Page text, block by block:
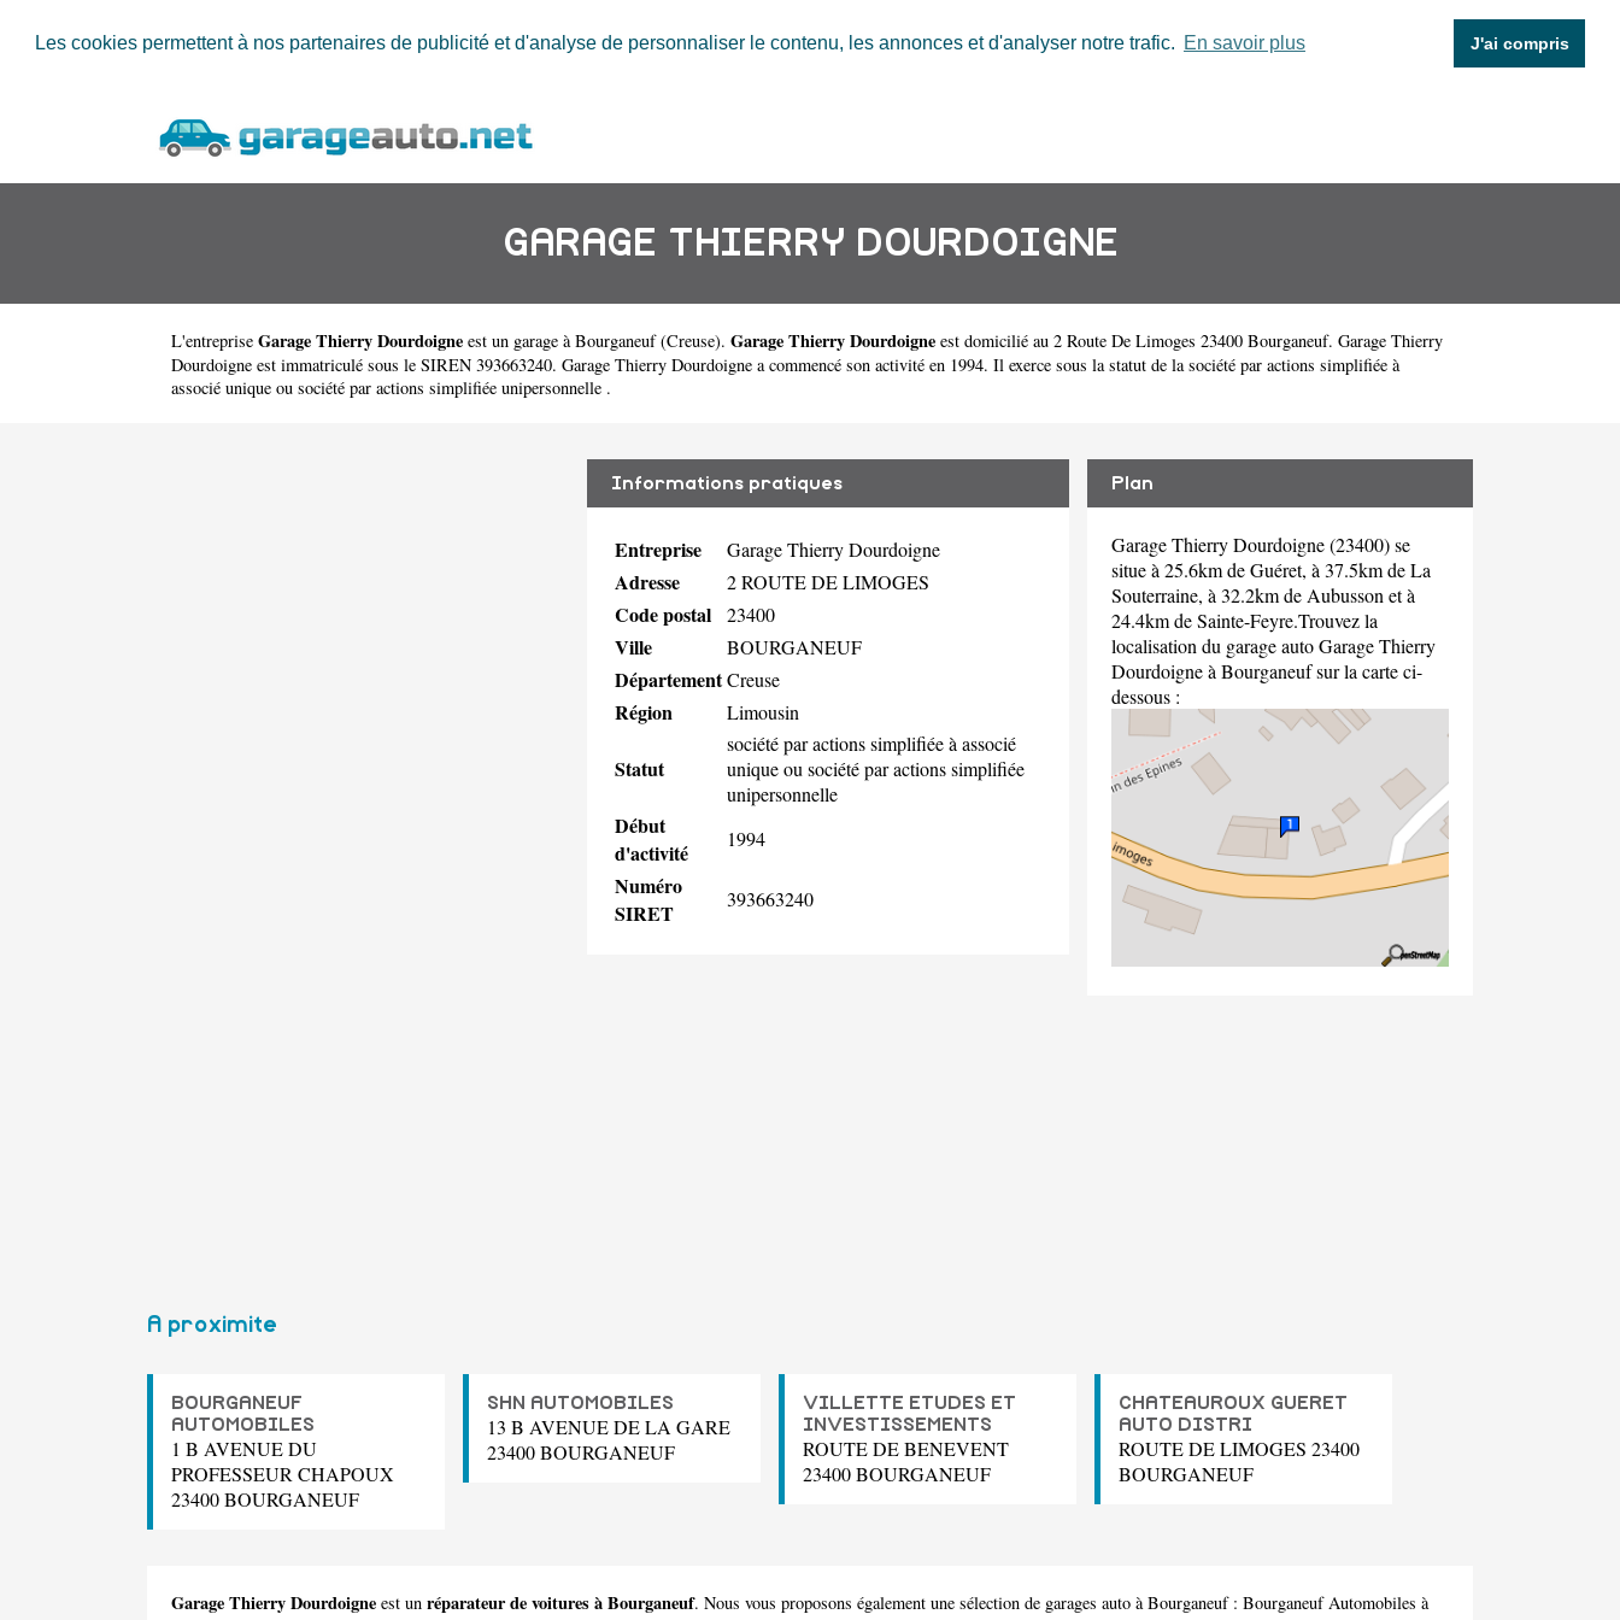
Les cookies permettent à nos partenaires de publicité et d'analyse de personnaliser le contenu, les annonces et d'analyser notre trafic. En savoir plus J'ai compris
GARAGE THIERRY DOURDOIGNE
L'entreprise Garage Thierry Dourdoigne est un garage à Bourganeuf(Creuse). Garage Thierry Dourdoigne est domicilié au 2 Route De Limoges 23400 Bourganeuf. Garage Thierry
Dourdoigne est immatriculé sous le SIREN 393663240. Garage Thierry Dourdoigne a commencé son activité en 1994. Il exerce sous la statut de la société par actions simplifiée à
associé unique ou société par actions simplifiée unipersonnelle .
Informations pratiques
Entreprise Garage Thierry Dourdoigne
Adresse 2 ROUTE DE LIMOGES
Code postal 23400
Ville BOURGANEUF
DépartementCreuse
Région Limousin
Statut
société par actions simplifiée à associé
unique ou société par actions simplifiée
unipersonnelle
Début
d'activité
1994
Numéro
SIRET
393663240
Plan
Garage Thierry Dourdoigne (23400) se
situe à 25.6km de Guéret, à 37.5km de La
Souterraine, à 32.2km de Aubusson et à
24.4km de Sainte-Feyre.Trouvez la
localisation du garage auto Garage Thierry
Dourdoigne à Bourganeuf sur la carte ci-
dessous :
A proximite
BOURGANEUF
AUTOMOBILES
1 B AVENUE DU
PROFESSEUR CHAPOUX
23400 BOURGANEUF
SHN AUTOMOBILES
13 B AVENUE DE LA GARE
23400 BOURGANEUF
VILLETTE ETUDES ET
INVESTISSEMENTS
ROUTE DE BENEVENT
23400 BOURGANEUF
CHATEAUROUX GUERET
AUTO DISTRI
ROUTE DE LIMOGES 23400
BOURGANEUF
Garage Thierry Dourdoigne est un réparateur de voitures à Bourganeuf. Nous vous proposons également une sélection de garages auto à Bourganeuf : Bourganeuf Automobiles à